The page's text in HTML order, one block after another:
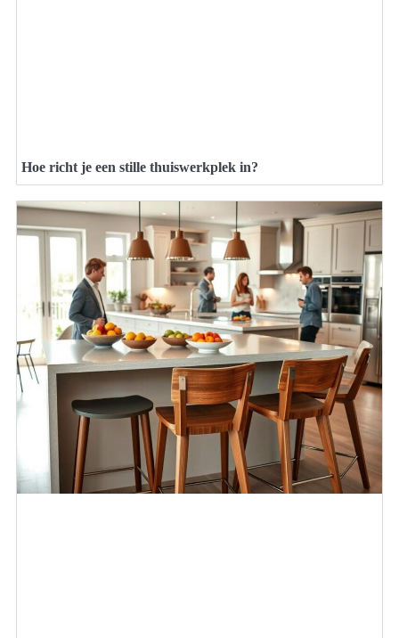
Hoe richt je een stille thuiswerkplek in?